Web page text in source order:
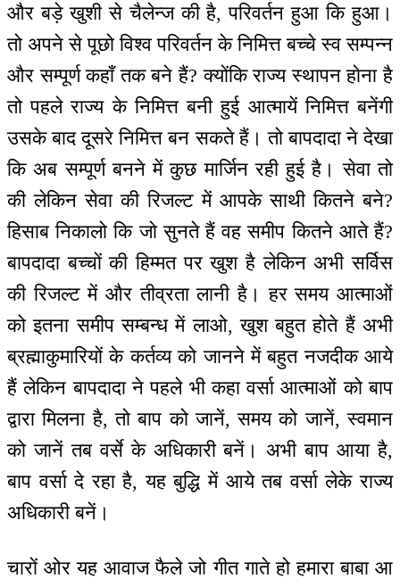
और बड़े खुशी से चैलेन्ज की है, परिवर्तन हुआ कि हुआ।
तो अपने से पूछो विश्व परिवर्तन के निमित्त बच्चे स्व सम्पन्न
और सम्पूर्ण कहाँ तक बने हैं? क्योंकि राज्य स्थापन होना है
तो पहले राज्य के निमित्त बनी हुई आत्मायें निमित्त बनेंगी
उसके बाद दूसरे निमित्त बन सकते हैं। तो बापदादा ने देखा
कि अब सम्पूर्ण बनने में कुछ मार्जिन रही हुई है। सेवा तो
की लेकिन सेवा की रिजल्ट में आपके साथी कितने बने?
हिसाब निकालो कि जो सुनते हैं वह समीप कितने आते हैं?
बापदादा बच्चों की हिम्मत पर खुश है लेकिन अभी सर्विस
की रिजल्ट में और तीव्रता लानी है। हर समय आत्माओं
को इतना समीप सम्बन्ध में लाओ, खुश बहुत होते हैं अभी
ब्रह्माकुमारियों के कर्तव्य को जानने में बहुत नजदीक आये
हैं लेकिन बापदादा ने पहले भी कहा वर्सा आत्माओं को बाप
द्वारा मिलना है, तो बाप को जानें, समय को जानें, स्वमान
को जानें तब वर्से के अधिकारी बनें। अभी बाप आया है,
बाप वर्सा दे रहा है, यह बुद्धि में आये तब वर्सा लेके राज्य
अधिकारी बनें।
चारों ओर यह आवाज फैले जो गीत गाते हो हमारा बाबा आ